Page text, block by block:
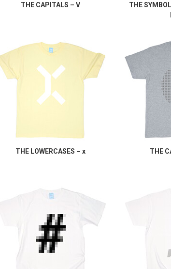
THE CAPITALS – V
THE
THE LOWERCASES – x THE